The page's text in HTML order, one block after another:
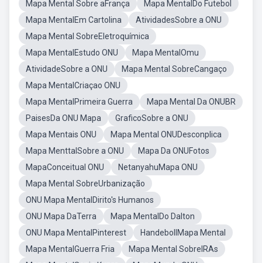
Mapa Mental Sobre aFrança
Mapa MentalDo Futebol
Mapa MentalEm Cartolina
AtividadesSobre a ONU
Mapa Mental SobreEletroquímica
Mapa MentalEstudo ONU
Mapa MentalOmu
AtividadeSobre a ONU
Mapa Mental SobreCangaço
Mapa MentalCriaçao ONU
Mapa MentalPrimeira Guerra
Mapa Mental Da ONUBR
PaisesDa ONU Mapa
GraficoSobre a ONU
Mapa Mentais ONU
Mapa Mental ONUDesconplica
Mapa MenttalSobre a ONU
Mapa Da ONUFotos
MapaConceitual ONU
NetanyahuMapa ONU
Mapa Mental SobreUrbanização
ONU Mapa MentalDirito's Humanos
ONU Mapa DaTerra
Mapa MentalDo Dalton
ONU Mapa MentalPinterest
HandebollMapa Mental
Mapa MentalGuerra Fria
Mapa Mental SobreIRAs